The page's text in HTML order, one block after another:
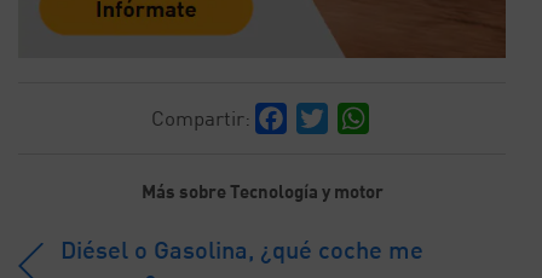
Compartir: Facebook
Twitter
Más sobre Tecnología y motor
Diésel o Gasolina, ¿qué coche me